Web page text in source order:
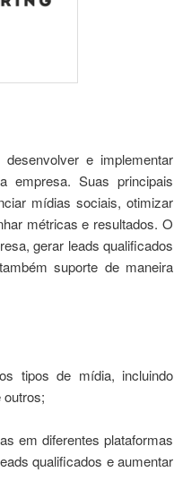
e implementar
empresa. Suas principais
mídias sociais, otimizar
métricas e resultados. O
gerar leads qualificados
suporte de maneira
tipos de mídia, incluindo
em diferentes plataformas
qualificados e aumentar